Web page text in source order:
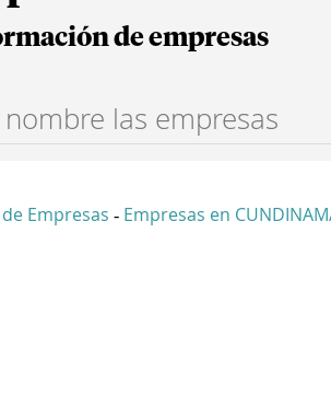
de empresas
Empresas - Empresas en